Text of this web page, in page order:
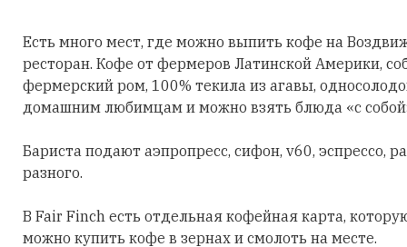
Есть много мест, где можно выпить кофе на
ресторан. Кофе от фермеров Латинской Америки,
фермерский ром, 100% текила из агавы,
домашним любимцам и можно взять блюда «с
Бариста подают аэпропресс, сифон, v60, эспрессо,
разного.
В Fair Finch есть отдельная кофейная карта,
можно купить кофе в зернах и смолоть на месте.